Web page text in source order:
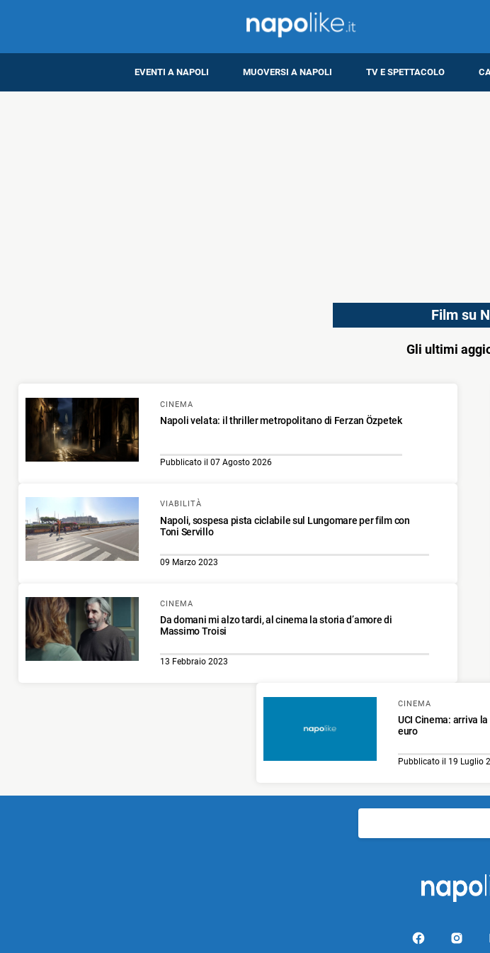
EVENTI A NAPOLI MUOVERSI A NAPOLI TV E SPETTACOLO
Film su
Gli ultimi
CINEMA
Napoli velata: il thriller metropolitano di Ferzan Özpetek
Pubblicato il 07 Agosto 2026
VIABILITÀ
Napoli, sospesa pista ciclabile sul Lungomare per film con
Toni Servillo
09 Marzo 2023
CINEMA
Da domani mi alzo tardi, al cinema la storia d’amore di
Massimo Troisi
13 Febbraio 2023
CINEMA
UCI Cinema: arriva
euro
Pubblicato il 19 Luglio
per: